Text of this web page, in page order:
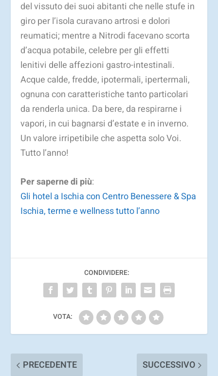
del vissuto dei suoi abitanti che nelle stufe in
giro per l’isola curavano artrosi e dolori
reumatici; mentre a Nitrodi facevano scorta
d’acqua potabile, celebre per gli effetti
lenitivi delle affezioni gastro-intestinali.
Acque calde, fredde, ipotermali, ipertermali,
ognuna con caratteristiche tanto particolari
da renderla unica. Da bere, da respirarne i
vapori, in cui bagnarsi d’estate e in inverno.
Un valore irripetibile che aspetta solo Voi.
Tutto l’anno!
Per saperne di più:
Gli hotel a Ischia con Centro Benessere & Spa
Ischia, terme e wellness tutto l’anno
CONDIVIDERE:
VOTA:
PRECEDENTE
SUCCESSIVO